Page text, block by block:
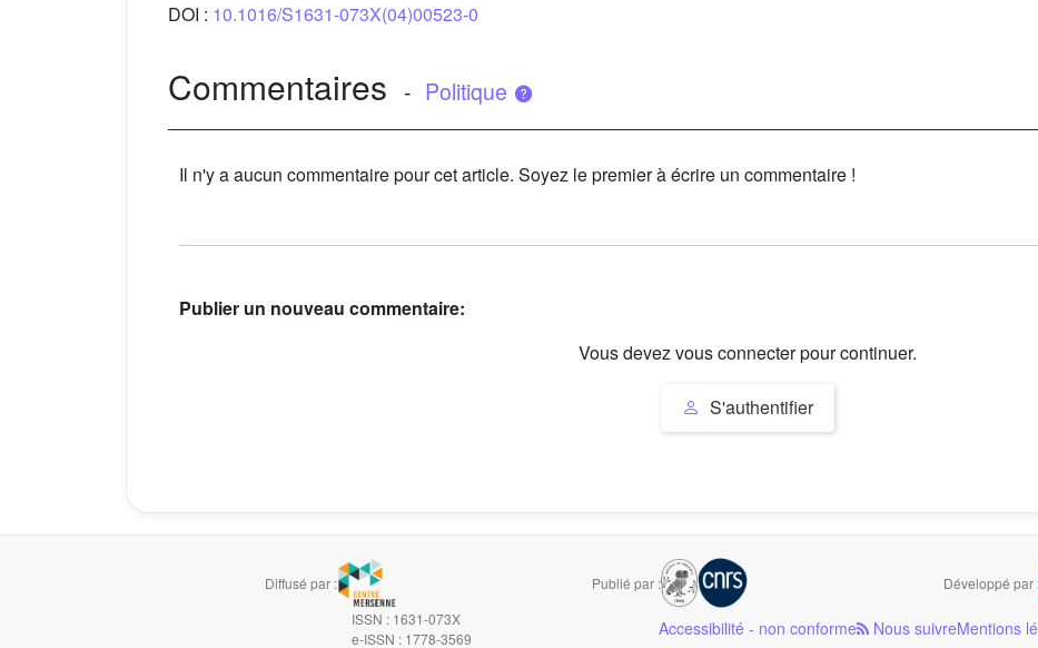
DOI : 10.1016/S1631-073X(04)00523-0
Commentaires - Politique
Il n'y a aucun commentaire pour cet article. Soyez le premier à écrire un commentaire !
Publier un nouveau commentaire:
Vous devez vous connecter pour continuer.
S'authentifier
Diffusé par : Publié par :
Développé par
ISSN : 1631-073X
e-ISSN : 1778-3569
Accessibilité - non conforme Nous suivreMentions